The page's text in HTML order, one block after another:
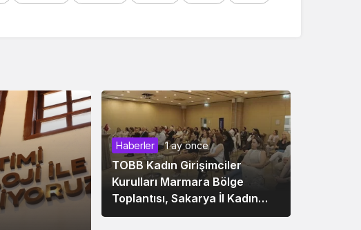
Haberler 1 ay önce
TOBB Kadın Girişimciler
Kurulları Marmara Bölge
Toplantısı, Sakarya İl Kadın
Girişimciler Kurulu’nun Ev